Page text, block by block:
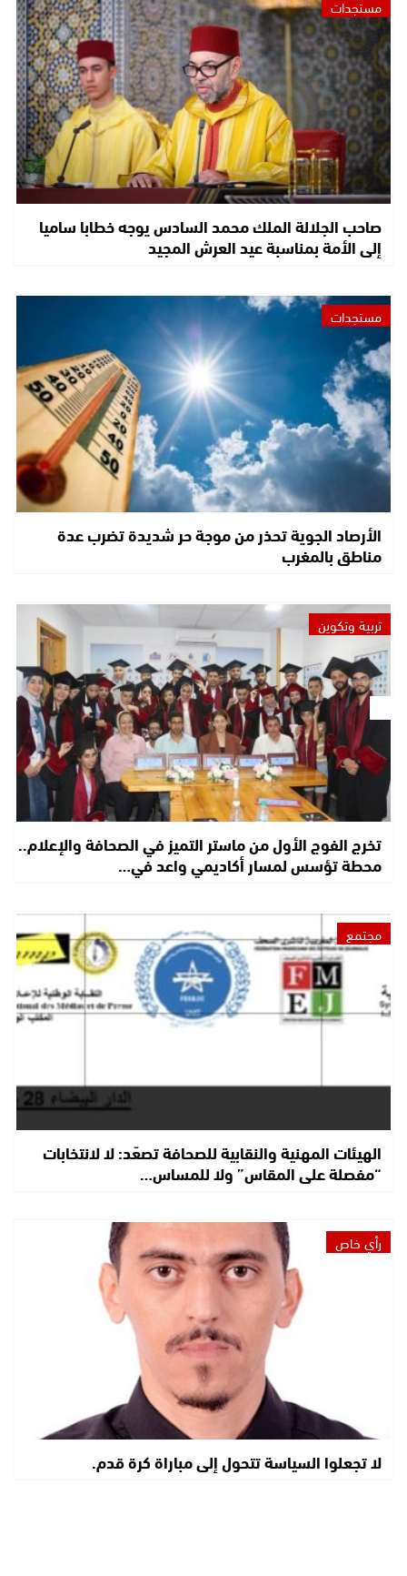
مستجدات
صاحب الجلالة الملك محمد السادس يوجه خطابا ساميا
إلى الأمة بمناسبة عيد العرش المجيد
مستجدات
الأرصاد الجوية تحذر من موجة حر شديدة تضرب عدة
مناطق بالمغرب
تربية وتكوين
تخرج الفوج الأول من ماستر التميز في الصحافة والإعلام..
محطة تؤسس لمسار أكاديمي واعد في…
مجتمع
الهيئات المهنية والنقابية للصحافة تصعّد: لا لانتخابات
“مفصلة على المقاس” ولا للمساس…
رأي خاص
لا تجعلوا السياسة تتحول إلى مباراة كرة قدم.